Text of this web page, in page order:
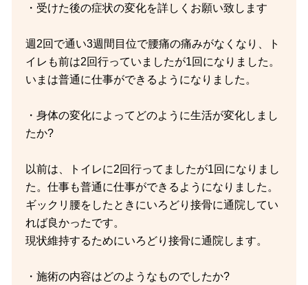
・受けた後の症状の変化を詳しくお願い致します
週2回で通い3週間目位で腰痛の痛みがなくなり、ト
イレも前は2回行っていましたが1回になりました。
いまは普通に仕事ができるようになりました。
・身体の変化によってどのように生活が変化しまし
たか?
以前は、トイレに2回行ってましたが1回になりまし
た。仕事も普通に仕事ができるようになりました。
ギックリ腰をしたときにいろどり接骨に通院してい
れば良かったです。
現状維持するためにいろどり接骨に通院します。
・施術の内容はどのようなものでしたか?